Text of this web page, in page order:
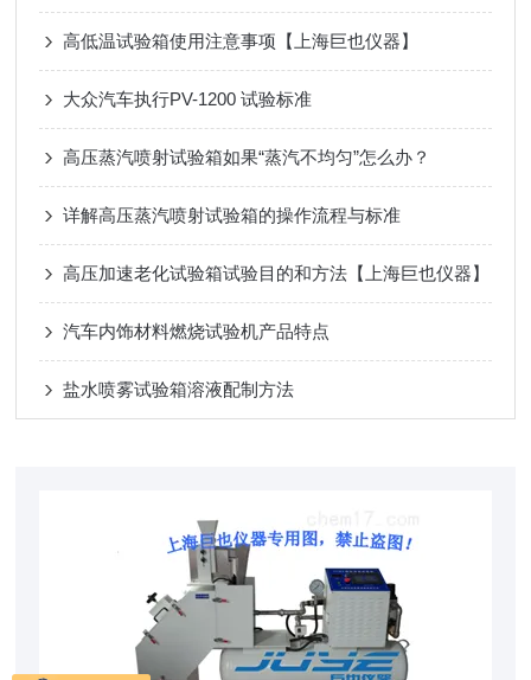
高低温试验箱使用注意事项【上海巨也仪器】
大众汽车执行PV-1200 试验标准
高压蒸汽喷射试验箱如果“蒸汽不均匀”怎么办？
详解高压蒸汽喷射试验箱的操作流程与标准
高压加速老化试验箱试验目的和方法【上海巨也仪器】
汽车内饰材料燃烧试验机产品特点
盐水喷雾试验箱溶液配制方法